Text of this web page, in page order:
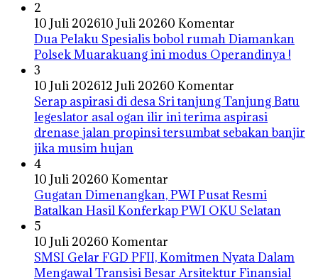
2
10 Juli 202610 Juli 20260 Komentar
Dua Pelaku Spesialis bobol rumah Diamankan
Polsek Muarakuang ini modus Operandinya !
3
10 Juli 202612 Juli 20260 Komentar
Serap aspirasi di desa Sri tanjung Tanjung Batu
legeslator asal ogan ilir ini terima aspirasi
drenase jalan propinsi tersumbat sebakan banjir
jika musim hujan
4
10 Juli 20260 Komentar
Gugatan Dimenangkan, PWI Pusat Resmi
Batalkan Hasil Konferkap PWI OKU Selatan
5
10 Juli 20260 Komentar
SMSI Gelar FGD PFII, Komitmen Nyata Dalam
Mengawal Transisi Besar Arsitektur Finansial